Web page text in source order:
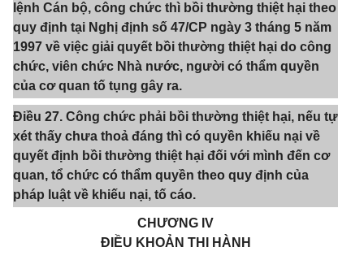
lệnh Cán bộ, công chức thì bồi thường thiệt hại theo
quy định tại Nghị định số 47/CP ngày 3 tháng 5 năm
1997 về việc giải quyết bồi thường thiệt hại do công
chức, viên chức Nhà nước, người có thẩm quyền
của cơ quan tố tụng gây ra.
Điều 27. Công chức phải bồi thường thiệt hại, nếu tự
xét thấy chưa thoả đáng thì có quyền khiếu nại về
quyết định bồi thường thiệt hại đối với mình đến cơ
quan, tổ chức có thẩm quyền theo quy định của
pháp luật về khiếu nại, tố cáo.
CHƯƠNG IV
ĐIỀU KHOẢN THI HÀNH